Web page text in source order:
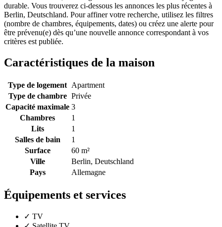
durable. Vous trouverez ci-dessous les annonces les plus récentes à
Berlin, Deutschland. Pour affiner votre recherche, utilisez les filtres
(nombre de chambres, équipements, dates) ou créez une alerte pour
être prévenu(e) dès qu’une nouvelle annonce correspondant à vos
critères est publiée.
Caractéristiques de la maison
Type de logement Apartment
Type de chambre Privée
Capacité maximale 3
Chambres
1
Lits
1
Salles de bain
1
Surface
60 m²
Ville
Berlin, Deutschland
Pays
Allemagne
Équipements et services
✓ TV